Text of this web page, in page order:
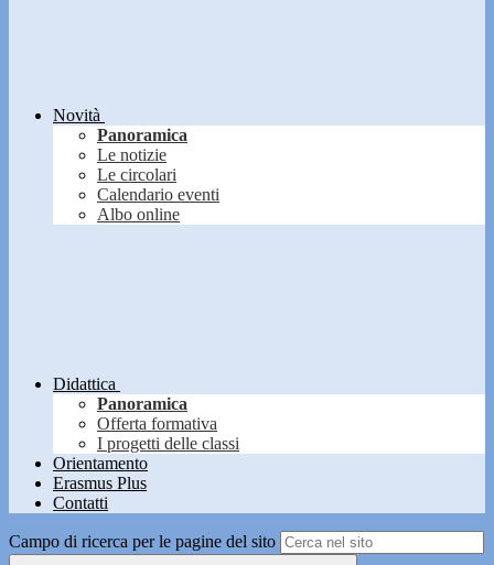
Novità
Panoramica
Le notizie
Le circolari
Calendario eventi
Albo online
Didattica
Panoramica
Offerta formativa
I progetti delle classi
Orientamento
Erasmus Plus
Contatti
Campo di ricerca per le pagine del sito